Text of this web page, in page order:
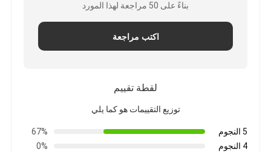
بناءً على 50 مراجعة لهذا المورد
اكتب مراجعة
لقطة تقييم
توزيع التقييمات هو كما يلي
5 النجوم
67%
4 النجوم
0%